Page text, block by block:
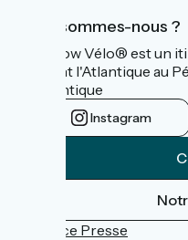
Qui sommes-nous ?
La Flow Vélo® est un
reliant l'Atlantique au
l’Atlantique
Instagram
Espace Presse